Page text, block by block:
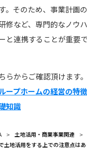
。そのため、事業計画
修など、専門的なノウ
と連携することが重要で
らからご確認頂けます。
ープホームの経営の特
知識
土地活用・商業事業関連
土地活用をする上での注意点はあ